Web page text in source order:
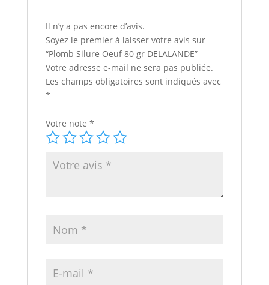
Il n’y a pas encore d’avis.
Soyez le premier à laisser votre avis sur
“Plomb Silure Oeuf 80 gr DELALANDE”
Votre adresse e-mail ne sera pas publiée.
Les champs obligatoires sont indiqués avec
*
Votre note *